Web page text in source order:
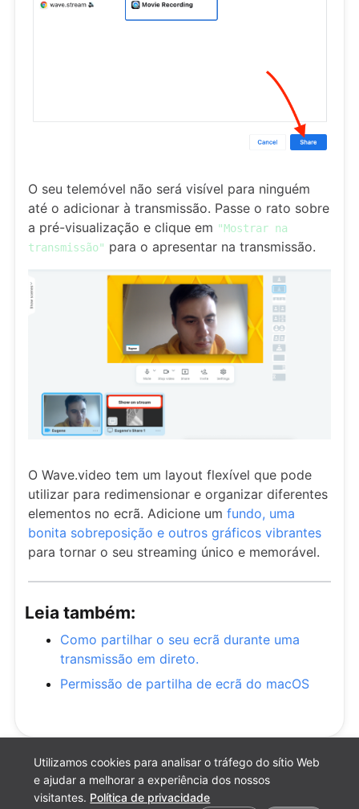
Utilizamos cookies para analisar o tráfego do sítio Web
e ajudar a melhorar a experiência dos nossos
visitantes. Política de privacidade
O seu telemóvel não será visível para ninguém
até o adicionar à transmissão. Passe o rato sobre
a pré-visualização e clique em "Mostrar na
transmissão" para o apresentar na transmissão.
O Wave.video tem um layout flexível que pode
utilizar para redimensionar e organizar diferentes
elementos no ecrã. Adicione um fundo, uma
bonita sobreposição e outros gráficos vibrantes
para tornar o seu streaming único e memorável.
Leia também:
Como partilhar o seu ecrã durante uma
transmissão em direto.
Permissão de partilha de ecrã do macOS
Preferências de cookies